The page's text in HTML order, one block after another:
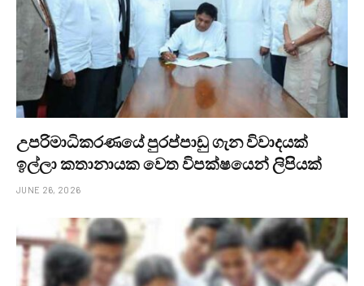
උපරිමාධිකරණයේ පුරප්පාඩු ගැන විවාදයක්
ඉල්ලා කතානායක වෙත විපක්ෂයෙන් ලිපියක්
JUNE 26, 2026